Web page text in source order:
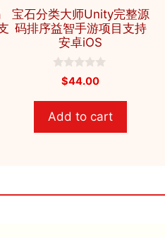
宝石分类大师Unity完整源
码排序益智手游项目支持
安卓iOS
o
5
$44.00
Add to cart